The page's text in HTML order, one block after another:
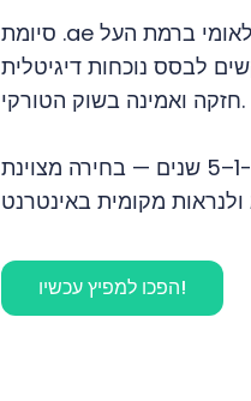
סיומת .ae היא הדומיין הלאומי ברמת העל (ccTLD) הרשמי של טורקיה. היא מועדפת
לבסס נוכחות דיגיטלית
חזקה ואמינה בשוק הטורקי.
סיומת זו תומכת ב-1–63 תווים וניתן לרשום אותה ל-1–5 שנים — בחירה מצוינת
הפכו למפיץ עכשיו!